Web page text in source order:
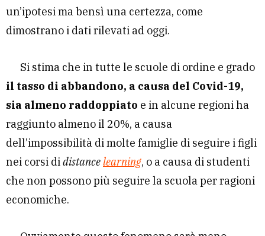
un’ipotesi ma bensì una certezza, come
dimostrano i dati rilevati ad oggi.
Si stima che in tutte le scuole di ordine e grado
il tasso di abbandono, a causa del Covid-19,
sia almeno raddoppiato e in alcune regioni ha
raggiunto almeno il 20%, a causa
dell’impossibilità di molte famiglie di seguire i figli
nei corsi didistancelearning, o a causa di studenti
che non possono più seguire la scuola per ragioni
economiche.